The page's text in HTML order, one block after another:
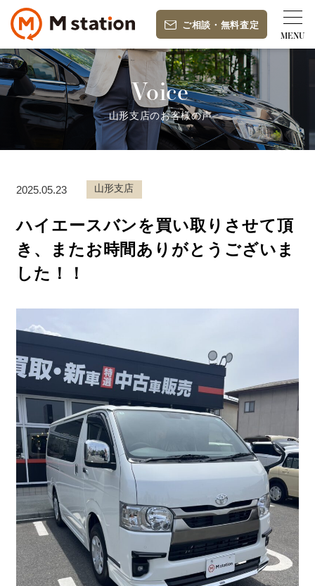
ご相談 ・ 無料査定
Voice
山形支店のお客様の声
2025.05.23 山形支店
ハイエースバンを買い取りさせて頂
き、またお時間ありがとうございま
した！！